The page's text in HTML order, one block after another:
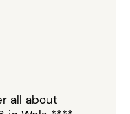
all about